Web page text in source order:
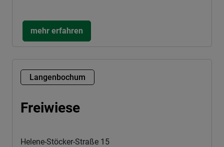
mehr erfahren
Langenbochum
Freiwiese
Helene-Stöcker-Straße 15